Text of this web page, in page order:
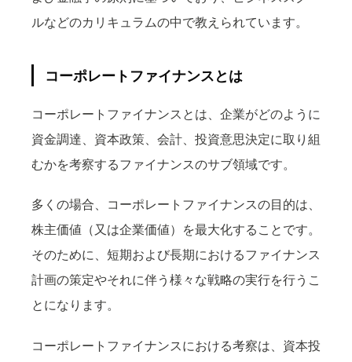
ルなどのカリキュラムの中で教えられています。
コーポレートファイナンスとは
コーポレートファイナンスとは、企業がどのように
資金調達、資本政策、会計、投資意思決定に取り組
むかを考察するファイナンスのサブ領域です。
多くの場合、コーポレートファイナンスの目的は、
株主価値（又は企業価値）を最大化することです。
そのために、短期および長期におけるファイナンス
計画の策定やそれに伴う様々な戦略の実行を行うこ
とになります。
コーポレートファイナンスにおける考察は、資本投